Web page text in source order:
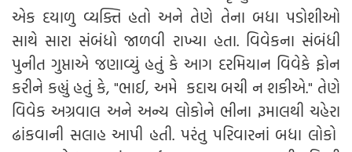
એક દયાળુ વ્યક્તિ હતો અને તેણે તેના બધા પડોશીઓ
સાથે સારા સંબંધો જાળવી રાખ્યા હતા. વિવેકના સંબંધી
પુનીત ગુપ્તાએ જણાવ્યું હતું કે આગ દરમિયાન વિવેકે ફોન
કરીને કહ્યું હતું કે, "ભાઈ, અમે કદાચ બચી ન શકીએ." તેણે
વિવેક અગ્રવાલ અને અન્ય લોકોને ભીના રૂમાલથી ચહેરા
ઢાંકવાની સલાહ આપી હતી. પરંતુ પરિવારનાં બધા લોકો